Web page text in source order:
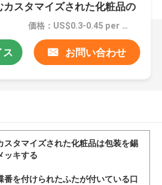
スタマイズされた化粧品の
価格：US$0.3-0.45 per piece
ス お問い合わせ
スタマイズされた化粧品は包装を錫
ッキする
番を付けられたふたが付いている口